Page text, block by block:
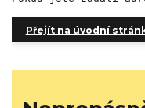
Přejít na úvodní